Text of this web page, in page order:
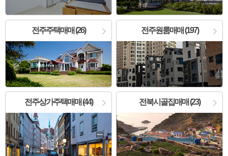
전주주택매매 (26) 전주원룸매매 (197)
전주상가주택매매 (44) 전북시골집매매 (23)